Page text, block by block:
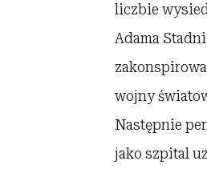
liczbie
Adama
wojny
Następnie
jako szpital